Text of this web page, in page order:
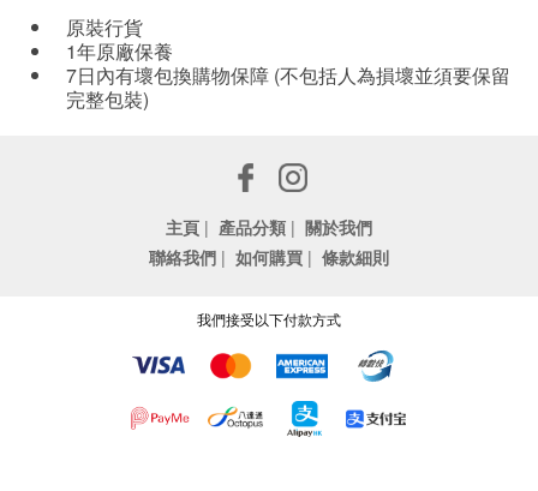
原裝行貨
1年原廠保養
7日內有壞包換購物保障 (不包括人為損壞並須要保留
完整包裝)
主頁 | 產品分類 | 關於我們
聯絡我們 | 如何購買 | 條款細則
我們接受以下付款方式